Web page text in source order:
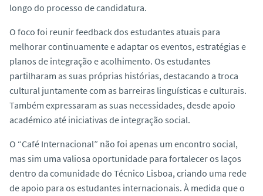
longo do processo de candidatura.
O foco foi reunirfeedbackdos estudantes atuais para
melhorar continuamente e adaptar os eventos, estratégias e
planos de integração e acolhimento. Os estudantes
partilharam as suas próprias histórias, destacando a troca
cultural juntamente com as barreiras linguísticas e culturais.
Também expressaram as suas necessidades, desde apoio
académico até iniciativas de integração social.
O “Café Internacional” não foi apenas um encontro social,
mas sim uma valiosa oportunidade para fortalecer os laços
dentro da comunidade do Técnico Lisboa, criando uma rede
de apoio para os estudantes internacionais. À medida que o